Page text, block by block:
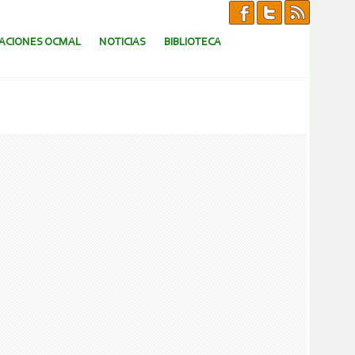
OCMAL NOTICIAS BIBLIOTECA